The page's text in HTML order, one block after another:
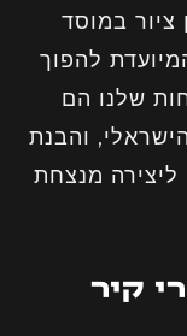
ציור במוסד
להפוך
שלנו הם
והבנת
מנצחת
קיר